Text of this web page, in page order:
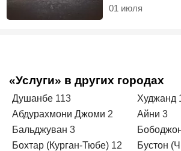
01 июля
«Услуги» в других городах
Душанбе 113 Худжанд
Абдурахмони Джоми 2 Айни 3
Бальджуван 3
Бохтар (Курган-Тюбе) 12 Бустон